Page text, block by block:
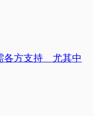
各方支持 尤其中